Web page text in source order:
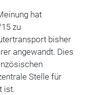
hat
zu
bisher
angewandt. Dies
Stelle für
ist.